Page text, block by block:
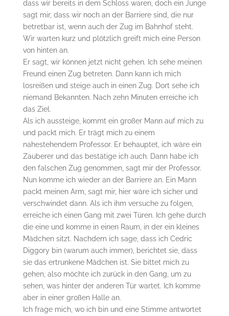
dass wir bereits in dem Schloss waren, doch ein Junge
sagt mir, dass wir noch an der Barriere sind, die nur
betretbar ist, wenn auch der Zug im Bahnhof steht.
Wir warten kurz und plötzlich greift mich eine Person
von hinten an.
Er sagt, wir können jetzt nicht gehen. Ich sehe meinen
Freund einen Zug betreten. Dann kann ich mich
losreißen und steige auch in einen Zug. Dort sehe ich
niemand Bekannten. Nach zehn Minuten erreiche ich
das Ziel.
Als ich aussteige, kommt ein großer Mann auf mich zu
und packt mich. Er trägt mich zu einem
nahestehendem Professor. Er behauptet, ich wäre ein
Zauberer und das bestätige ich auch. Dann habe ich
den falschen Zug genommen, sagt mir der Professor.
Nun komme ich wieder an der Barriere an. Ein Mann
packt meinen Arm, sagt mir, hier wäre ich sicher und
verschwindet dann. Als ich ihm versuche zu folgen,
erreiche ich einen Gang mit zwei Türen. Ich gehe durch
die eine und komme in einen Raum, in der ein kleines
Mädchen sitzt. Nachdem ich sage, dass ich Cedric
Diggory bin (warum auch immer), berichtet sie, dass
sie das ertrunkene Mädchen ist. Sie bittet mich zu
gehen, also möchte ich zurück in den Gang, um zu
sehen, was hinter der anderen Tür wartet. Ich komme
aber in einer großen Halle an.
Ich frage mich, wo ich bin und eine Stimme antwortet